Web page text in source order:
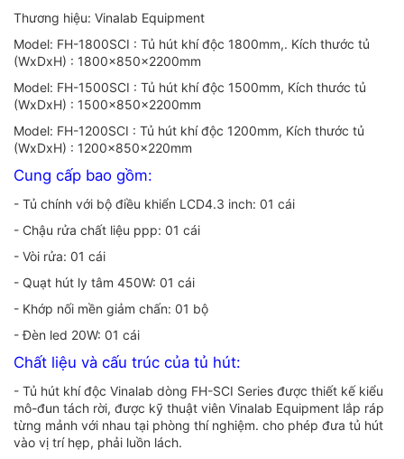
Thương hiệu: Vinalab Equipment
Model: FH-1800SCI : Tủ hút khí độc 1800mm,. Kích thước tủ
(WxDxH) : 1800x850x2200mm
Model: FH-1500SCI : Tủ hút khí độc 1500mm, Kích thước tủ
(WxDxH) : 1500x850x2200mm
Model: FH-1200SCI : Tủ hút khí độc 1200mm, Kích thước tủ
(WxDxH) : 1200x850x220mm
Cung cấp bao gồm:
- Tủ chính với bộ điều khiển LCD4.3 inch: 01 cái
- Chậu rửa chất liệu ppp: 01 cái
- Vòi rửa: 01 cái
- Quạt hút ly tâm 450W: 01 cái
- Khớp nối mền giảm chấn: 01 bộ
- Đèn led 20W: 01 cái
Chất liệu và cấu trúc của tủ hút:
- Tủ hút khí độc Vinalab dòng FH-SCI Series được thiết kế kiểu
mô-đun tách rời, được kỹ thuật viên Vinalab Equipment lắp ráp
từng mảnh với nhau tại phòng thí nghiệm. cho phép đưa tủ hút
vào vị trí hẹp, phải luồn lách.